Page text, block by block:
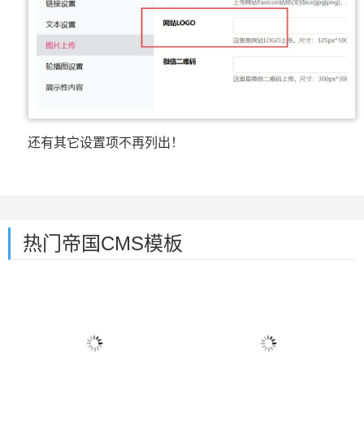
还有其它设置项不再列出！
热门帝国CMS模板